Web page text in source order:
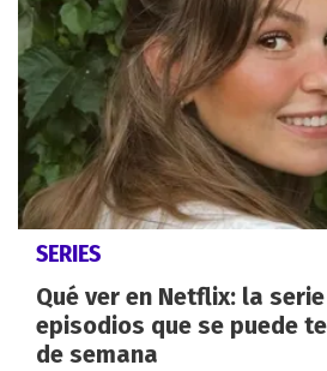
SERIES
Qué ver en Netflix: la
episodios que se puede
de semana